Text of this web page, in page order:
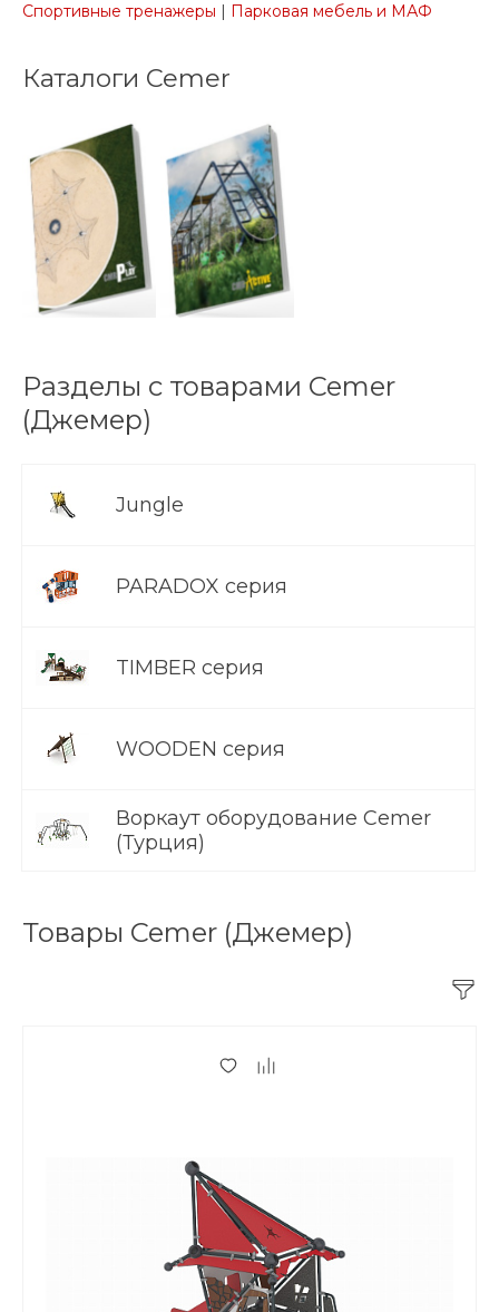
Спортивные тренажеры | Парковая мебель и МАФ
Каталоги Cemer
Разделы с товарами Cemer
(Джемер)
Jungle
PARADOX серия
TIMBER серия
WOODEN серия
Воркаут оборудование Cemer
(Турция)
Товары Cemer (Джемер)